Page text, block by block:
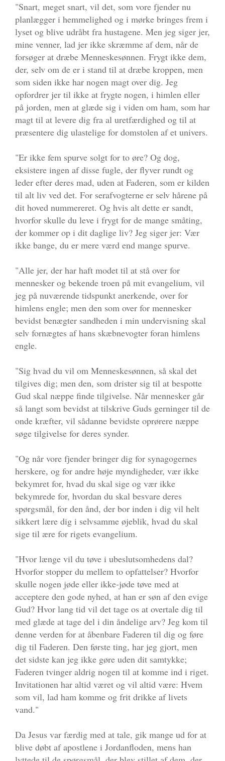
"Snart, meget snart, vil det, som vore fjender nu
planlægger i hemmelighed og i mørke bringes frem i
lyset og blive udråbt fra hustagene. Men jeg siger jer,
mine venner, lad jer ikke skræmme af dem, når de
forsøger at dræbe Menneskesønnen. Frygt ikke dem,
der, selv om de er i stand til at dræbe kroppen, men
som siden ikke har nogen magt over dig. Jeg
opfordrer jer til ikke at frygte nogen, i himlen eller
på jorden, men at glæde sig i viden om ham, som har
magt til at levere dig fra al uretfærdighed og til at
præsentere dig ulastelige for domstolen af et univers.
"Er ikke fem spurve solgt for to øre? Og dog,
eksistere ingen af disse fugle, der flyver rundt og
leder efter deres mad, uden at Faderen, som er kilden
til alt liv ved det. For serafvogterne er selv hårene på
dit hoved nummereret. Og hvis alt dette er sandt,
hvorfor skulle du leve i frygt for de mange småting,
der kommer op i dit daglige liv? Jeg siger jer: Vær
ikke bange, du er mere værd end mange spurve.
"Alle jer, der har haft modet til at stå over for
mennesker og bekende troen på mit evangelium, vil
jeg på nuværende tidspunkt anerkende, over for
himlens engle; men den som over for mennesker
bevidst benægter sandheden i min undervisning skal
selv fornægtes af hans skæbnevogter foran himlens
engle.
"Sig hvad du vil om Menneskesønnen, så skal det
tilgives dig; men den, som drister sig til at bespotte
Gud skal næppe finde tilgivelse. Når mennesker går
så langt som bevidst at tilskrive Guds gerninger til de
onde kræfter, vil sådanne bevidste oprørere næppe
søge tilgivelse for deres synder.
"Og når vore fjender bringer dig for synagogernes
herskere, og for andre høje myndigheder, vær ikke
bekymret for, hvad du skal sige og vær ikke
bekymrede for, hvordan du skal besvare deres
spørgsmål, for den ånd, der bor inden i dig vil helt
sikkert lære dig i selvsamme øjeblik, hvad du skal
sige til ære for rigets evangelium.
"Hvor længe vil du tøve i ubeslutsomhedens dal?
Hvorfor stopper du mellem to opfattelser? Hvorfor
skulle nogen jøde eller ikke-jøde tøve med at
acceptere den gode nyhed, at han er søn af den evige
Gud? Hvor lang tid vil det tage os at overtale dig til
med glæde at tage del i din åndelige arv? Jeg kom til
denne verden for at åbenbare Faderen til dig og føre
dig til Faderen. Den første ting, har jeg gjort, men
det sidste kan jeg ikke gøre uden dit samtykke;
Faderen tvinger aldrig nogen til at komme ind i riget.
Invitationen har altid været og vil altid være: Hvem
som vil, lad ham komme og frit drikke af livets
vand."
Da Jesus var færdig med at tale, gik mange ud for at
blive døbt af apostlene i Jordanfloden, mens han